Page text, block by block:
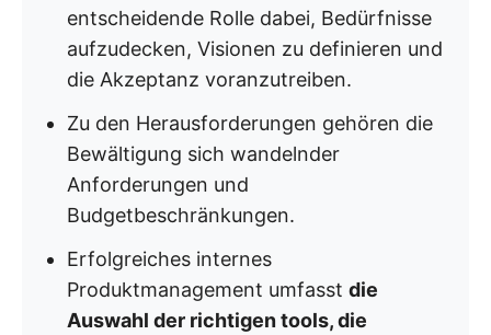
entscheidende Rolle dabei, Bedürfnisse
aufzudecken, Visionen zu definieren und
die Akzeptanz voranzutreiben.
Zu den Herausforderungen gehören die
Bewältigung sich wandelnder
Anforderungen und
Budgetbeschränkungen.
Erfolgreiches internes
Produktmanagement umfasst die
Auswahl der richtigen tools, die